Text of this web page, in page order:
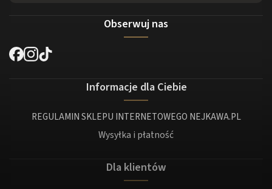
Obserwuj nas
Informacje dla Ciebie
REGULAMIN SKLEPU INTERNETOWEGO NEJKAWA.PL
Wysyłka i płatność
Dla klientów